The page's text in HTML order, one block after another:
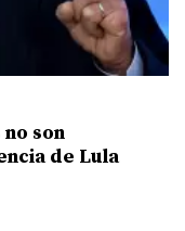
son
de Lula